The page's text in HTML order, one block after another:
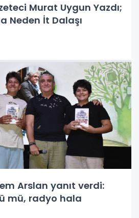
Murat Uygun Yazdı;
Neden İt Dalaşı
Arslan yanıt verdi:
mü, radyo hala